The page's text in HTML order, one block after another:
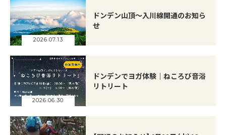
2026.07.13
ドンデン山頂～入川線開通のお知ら
せ
2026.06.30
ドンデンでヨガ体験｜ねころび音浴
リトリート